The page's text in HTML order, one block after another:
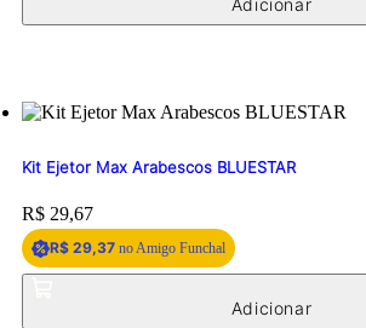
Kit Ejetor Max Arabescos BLUESTAR
Price:
R$ 29,67
R$ 29,37 no Amigo Funchal